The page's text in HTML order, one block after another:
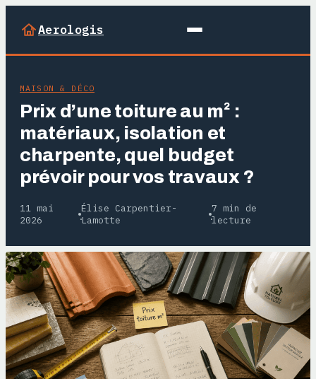
Aerologis
MAISON & DÉCO
Prix d’une toiture au m² :
matériaux, isolation et
charpente, quel budget
prévoir pour vos travaux ?
11 mai
2026
·
Élise Carpentier-
Lamotte
·
7 min de
lecture